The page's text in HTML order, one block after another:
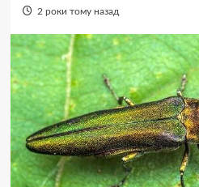
2 роки тому назад